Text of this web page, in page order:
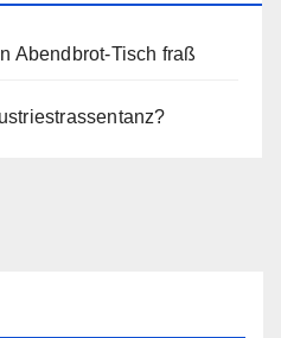
Abendbrot-Tisch fraß